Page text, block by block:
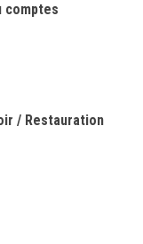
comptes
/ Restauration